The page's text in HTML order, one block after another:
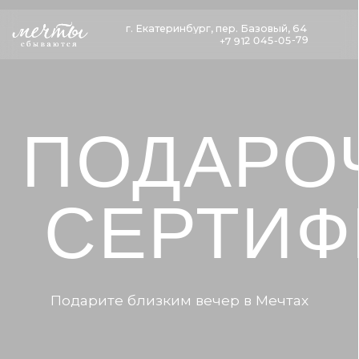
+7 912 045-05-79
г. Екатеринбург, пер. Базовый, 64
+7 912 045-05-79
г. Екатеринбург, пер. Базовый, 64
Подарите близким вечер в Мечтах
Забронировать стол